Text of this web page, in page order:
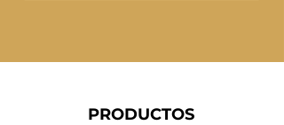
PRODUCTOS